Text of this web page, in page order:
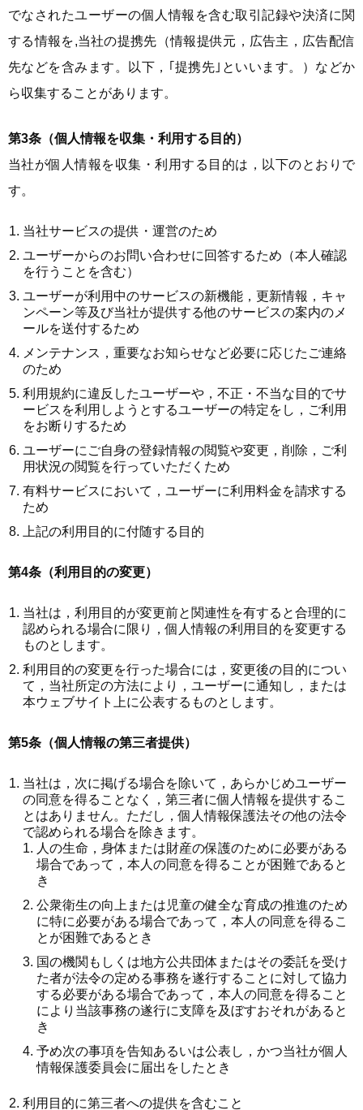
でなされたユーザーの個人情報を含む取引記録や決済に関
する情報を,当社の提携先（情報提供元，広告主，広告配信
先などを含みます。以下，｢提携先｣といいます。）などか
ら収集することがあります。
第3条（個人情報を収集・利用する目的）
当社が個人情報を収集・利用する目的は，以下のとおりで
す。
当社サービスの提供・運営のため
ユーザーからのお問い合わせに回答するため（本人確認
を行うことを含む）
ユーザーが利用中のサービスの新機能，更新情報，キャ
ンペーン等及び当社が提供する他のサービスの案内のメ
ールを送付するため
メンテナンス，重要なお知らせなど必要に応じたご連絡
のため
利用規約に違反したユーザーや，不正・不当な目的でサ
ービスを利用しようとするユーザーの特定をし，ご利用
をお断りするため
ユーザーにご自身の登録情報の閲覧や変更，削除，ご利
用状況の閲覧を行っていただくため
有料サービスにおいて，ユーザーに利用料金を請求する
ため
上記の利用目的に付随する目的
第4条（利用目的の変更）
当社は，利用目的が変更前と関連性を有すると合理的に
認められる場合に限り，個人情報の利用目的を変更する
ものとします。
利用目的の変更を行った場合には，変更後の目的につい
て，当社所定の方法により，ユーザーに通知し，または
本ウェブサイト上に公表するものとします。
第5条（個人情報の第三者提供）
当社は，次に掲げる場合を除いて，あらかじめユーザー
の同意を得ることなく，第三者に個人情報を提供するこ
とはありません。ただし，個人情報保護法その他の法令
で認められる場合を除きます。
人の生命，身体または財産の保護のために必要がある
場合であって，本人の同意を得ることが困難であると
き
公衆衛生の向上または児童の健全な育成の推進のため
に特に必要がある場合であって，本人の同意を得るこ
とが困難であるとき
国の機関もしくは地方公共団体またはその委託を受け
た者が法令の定める事務を遂行することに対して協力
する必要がある場合であって，本人の同意を得ること
により当該事務の遂行に支障を及ぼすおそれがあると
き
予め次の事項を告知あるいは公表し，かつ当社が個人
情報保護委員会に届出をしたとき
利用目的に第三者への提供を含むこと